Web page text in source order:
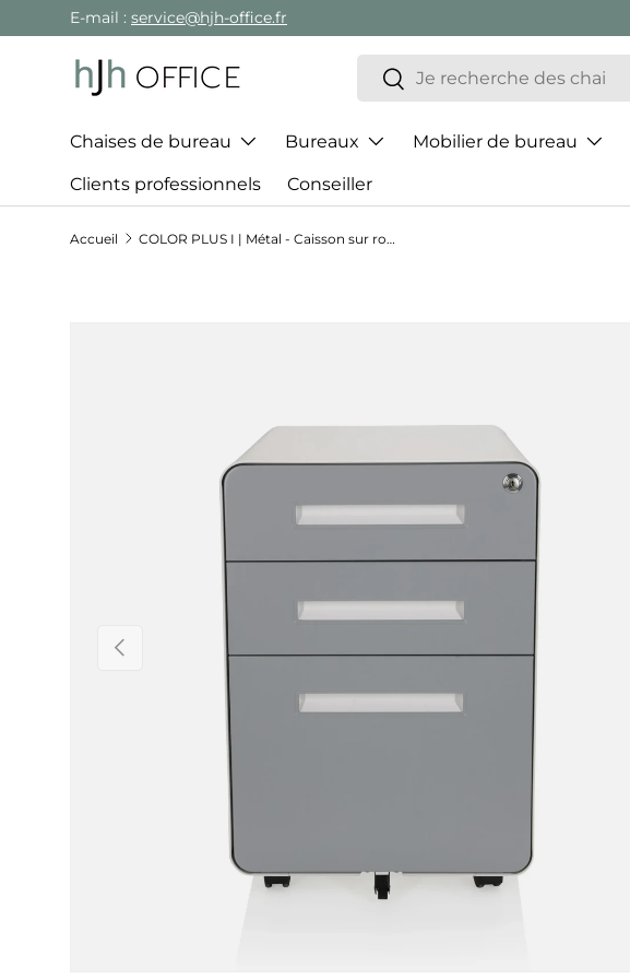
Aller au contenu
E-mail : service@hjh-office.fr
Recherche
Rechercher
Chaises de bureau Bureaux Mobilier de bureau
Clients professionnels Conseiller
Accueil COLOR PLUS I | Métal - Caisson sur roulettes
Précédent